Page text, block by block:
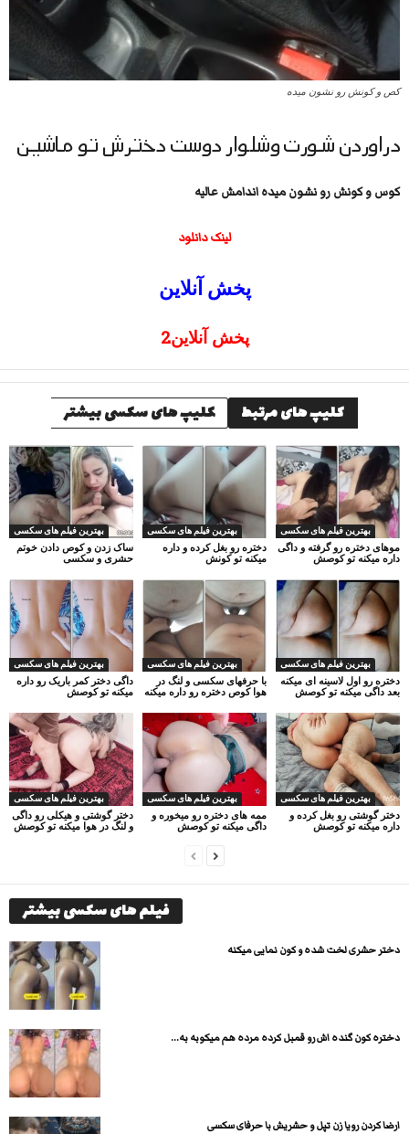
کص و کونش رو نشون میده
دراوردن شورت وشلوار دوست دخترش تو ماشین
کوس و کونش رو نشون میده اندامش عالیه
لینک دانلود
پخش آنلاین
پخش آنلاین2
کلیپ های مرتبط کلیپ های سکسی بیشتر
بهترین فیلم های سکسی
ساک زدن و کوص دادن خوتم
حشری و سکسی
بهترین فیلم های سکسی
دختره رو بغل کرده و داره
میکنه تو کونش
بهترین فیلم های سکسی
موهای دختره رو گرفته و داگی
داره میکنه تو کوصش
بهترین فیلم های سکسی
داگی دختر کمر باریک رو داره
میکنه تو کوصش
بهترین فیلم های سکسی
با حرفهای سکسی و لنگ در
هوا کوص دختره رو داره میکنه
بهترین فیلم های سکسی
دختره رو اول لاسینه ای میکنه
بعد داگی میکنه تو کوصش
بهترین فیلم های سکسی
دختر گوشتی و هیکلی رو داگی
و لنگ در هوا میکنه تو کوصش
بهترین فیلم های سکسی
ممه های دختره رو میخوره و
داگی میکنه تو کوصش
بهترین فیلم های سکسی
دختر گوشتی رو بغل کرده و
داره میکنه تو کوصش
فیلم های سکسی بیشتر
دختر حشری لخت شده و کون نمایی میکنه
دختره کون گنده اش رو قمبل کرده مرده هم میکوبه به...
ارضا کردن رویا زن تپل و حشریش با حرفای سکسی